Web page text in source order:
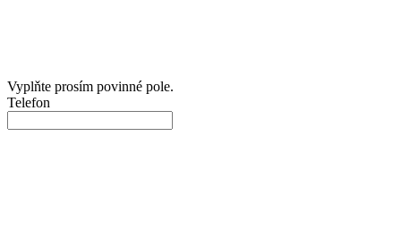
Vyplňte prosím povinné pole.
Telefon